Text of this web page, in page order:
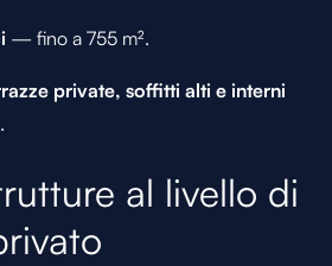
— fino a 755 m².
private, soffitti alti e interni
.
al livello di